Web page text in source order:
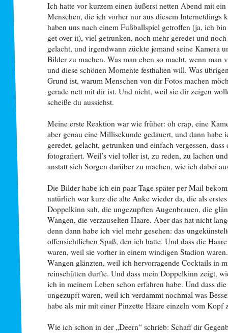
Ich hatte vor kurzem einen äußerst netten Abend mit ein
Menschen, die ich vorher nur aus diesem Internetdings
haben uns nach einem Fußballspiel getroffen (ja, ich bin
get over it), viel getrunken, noch mehr geredet und
gelacht, und irgendwann zückte jemand seine Kamera
Bilder zu machen. Was man eben so macht, wenn man
und diese schönen Momente festhalten will. Was
Grund ist, warum Menschen von dir Fotos machen
gerade nett mit dir ist. Und nicht, weil sie dir zeigen
scheiße du aussiehst.
Meine erste Reaktion war wie früher: oh crap, eine
aber genau eine Millisekunde gedauert, und dann habe
geredet, gelacht, getrunken und einfach vergessen, dass
fotografiert. Weil’s viel toller ist, zu reden, zu lachen
anstatt sich Sorgen darüber zu machen, wie ich dabei
Die Bilder habe ich ein paar Tage später per Mail
natürlich war kurz die alte Anke wieder da, die als
Doppelkinn sah, die ungezupften Augenbrauen, die
Wangen, die verzauselten Haare. Aber das hat nicht
denn dann habe ich viel mehr gesehen: das
offensichtlichen Spaß, den ich hatte. Und dass die
waren, weil sie vorher in einem windigen Stadion
Wangen glänzten, weil ich hervorragende Cocktails in
reinschütten durfte. Und dass mein Doppelkinn zeigt,
ich in meinem Leben schon erfahren habe. Und dass
ungezupft waren, weil ich verdammt nochmal was
habe als mir mit einer Pinzette Haare einzeln vom Kopf
Wie ich schon in der „Deern“ schrieb: Schaff dir